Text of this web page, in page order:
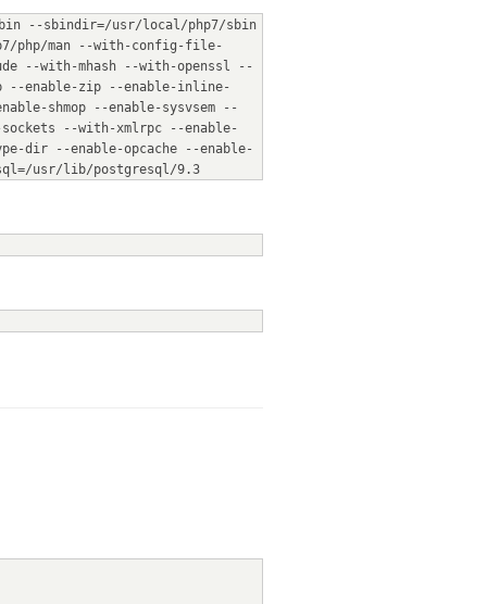
--sbindir=/usr/local/php7/sbin
php/man --with-config-file-
--with-mhash --with-openssl --
--enable-zip --enable-inline-
shmop --enable-sysvsem --
--with-xmlrpc --enable-
dir --enable-opcache --enable-
usr/lib/postgresql/9.3